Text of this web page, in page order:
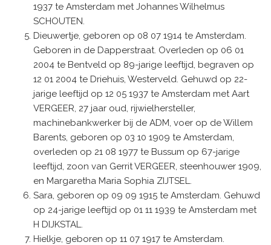
1937 te Amsterdam met Johannes Wilhelmus
SCHOUTEN.
Dieuwertje, geboren op 08 07 1914 te Amsterdam.
Geboren in de Dapperstraat. Overleden op 06 01
2004 te Bentveld op 89-jarige leeftijd, begraven op
12 01 2004 te Driehuis, Westerveld. Gehuwd op 22-
jarige leeftijd op 12 05 1937 te Amsterdam met Aart
VERGEER, 27 jaar oud, rijwielhersteller,
machinebankwerker bij de ADM, voer op de Willem
Barents, geboren op 03 10 1909 te Amsterdam,
overleden op 21 08 1977 te Bussum op 67-jarige
leeftijd, zoon van Gerrit VERGEER, steenhouwer 1909,
en Margaretha Maria Sophia ZIJTSEL.
Sara, geboren op 09 09 1915 te Amsterdam. Gehuwd
op 24-jarige leeftijd op 01 11 1939 te Amsterdam met
H DIJKSTAL.
Hielkje, geboren op 11 07 1917 te Amsterdam.